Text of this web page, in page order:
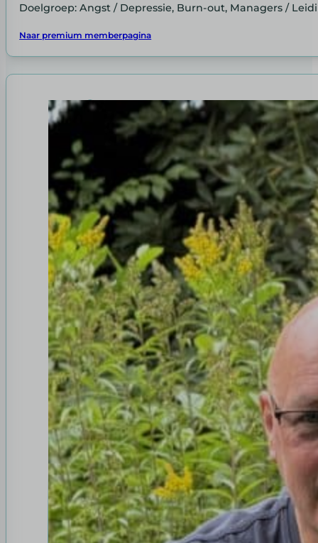
Doelgroep: Angst / Depressie, Burn-out, Managers /
Naar premium memberpagina